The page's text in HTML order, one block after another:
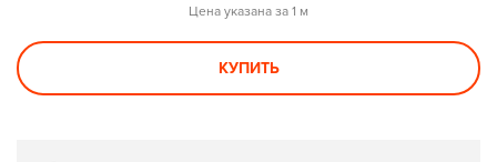
Цена указана за 1 м
КУПИТЬ